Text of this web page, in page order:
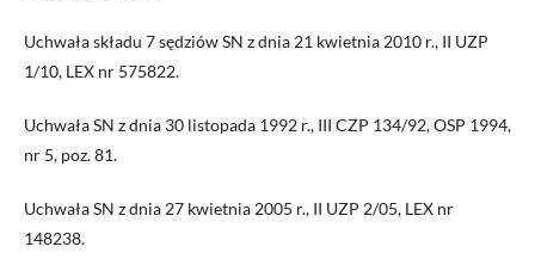
Uchwała składu 7 sędziów SN z dnia 21 kwietnia 2010 r., II UZP
1/10, LEX nr 575822.
Uchwała SN z dnia 30 listopada 1992 r., III CZP 134/92, OSP 1994,
nr 5, poz. 81.
Uchwała SN z dnia 27 kwietnia 2005 r., II UZP 2/05, LEX nr
148238.